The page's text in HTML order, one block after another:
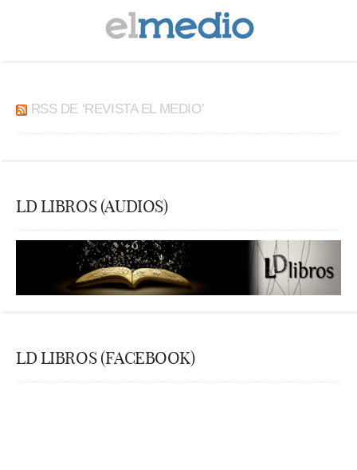
RSS DE ‘REVISTA EL MEDIO’
LD LIBROS (AUDIOS)
LD LIBROS (FACEBOOK)